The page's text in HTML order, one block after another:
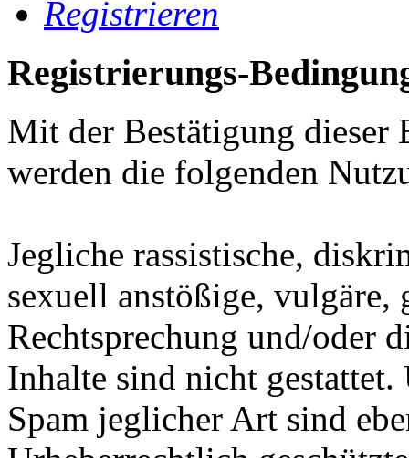
Registrieren
Registrierungs-
Mit der Bestätigung dieser
werden die folgenden
Jegliche rassistische,
sexuell anstößige, vulgäre,
Rechtsprechung und/oder
Inhalte sind nicht
Spam jeglicher Art sind